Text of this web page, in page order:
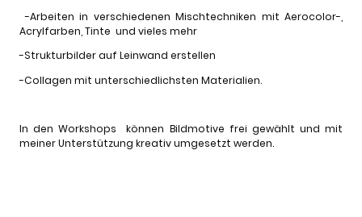
-Arbeiten in verschiedenen Mischtechniken mit Aerocolor-,
Acrylfarben, Tinte und vieles mehr
-Strukturbilder auf Leinwand erstellen
-Collagen mit unterschiedlichsten Materialien.
In den Workshops können Bildmotive frei gewählt und mit
meiner Unterstützung kreativ umgesetzt werden.